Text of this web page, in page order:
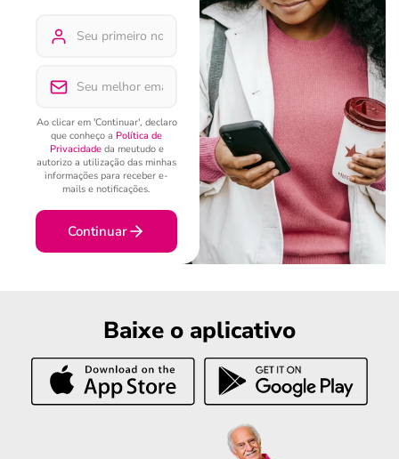
Ao clicar em 'Continuar', declaro
que conheço a Política de
Privacidadeda meutudo e
autorizo a utilização das minhas
informações para receber e-
mails e notificações.
Continuar
Baixe o aplicativo